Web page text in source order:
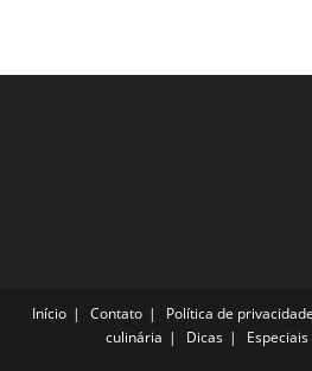
Amantes
Início Contato Política de privacidade
culinária
Dicas Especiais